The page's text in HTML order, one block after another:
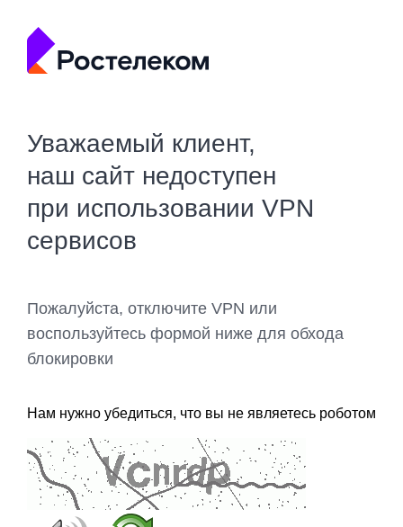
Уважаемый клиент,
наш сайт недоступен
при использовании VPN
сервисов
Пожалуйста, отключите VPN или
воспользуйтесь формой ниже для обхода
блокировки
Нам нужно убедиться, что вы не являетесь роботом